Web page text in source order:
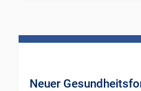
Neuer